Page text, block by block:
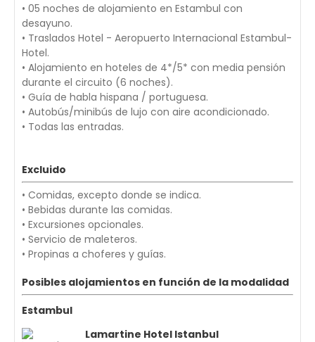
• 05 noches de alojamiento en Estambul con
desayuno.
• Traslados Hotel - Aeropuerto Internacional Estambul-
Hotel.
• Alojamiento en hoteles de 4*/5* con media pensión
durante el circuito (6 noches).
• Guía de habla hispana / portuguesa.
• Autobús/minibús de lujo con aire acondicionado.
• Todas las entradas.
Excluido
• Comidas, excepto donde se indica.
• Bebidas durante las comidas.
• Excursiones opcionales.
• Servicio de maleteros.
• Propinas a choferes y guías.
Posibles alojamientos en función de la modalidad
Estambul
Lamartine Hotel Istanbul